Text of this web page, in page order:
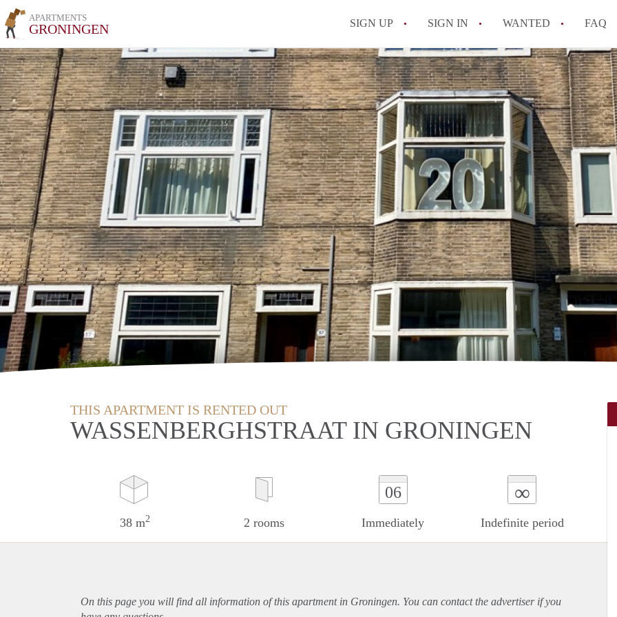
APARTMENTS
GRONINGEN SIGN UP SIGN IN WANTED FAQ
All FAQs
THIS APARTMENT IS RENTED OUT
WASSENBERGHSTRAAT IN GRONINGEN
38 m2 2 rooms
06
Immediately
∞
Indefinite period
On this page you will find all information of this apartmentin Groningen. You can contact the advertiser if you